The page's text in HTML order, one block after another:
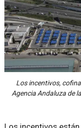
Los incentivos,
Agencia Andaluza de